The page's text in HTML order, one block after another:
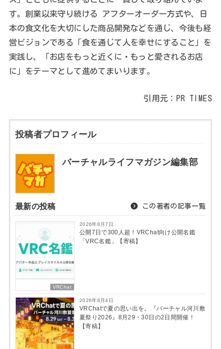
す。創業以来守り続ける アフターオーダー方式や、日
本の食文化を大切にした商品開発などを通じ、今後も経
営ビジョンである「食を通じて人を幸せにすること」を
実践し、「お店をもっと近くに・もっと愛されるお店
に」をテーマとして進めてまいります。
引用元：PR TIMES
投稿者プロフィール
バーチャルライフマガジン編集部
最新の投稿 この著者の記事一覧
VRChat
2026年8月7日
公開7日で300人超！VRChat向け公開名鑑
「VRC名鑑」【寄稿】
2026年8月4日
VRChatで夏の思い出を。『バーチャル河川敷
夏祭り2026』8月29・30日の2日間開催！
【寄稿】